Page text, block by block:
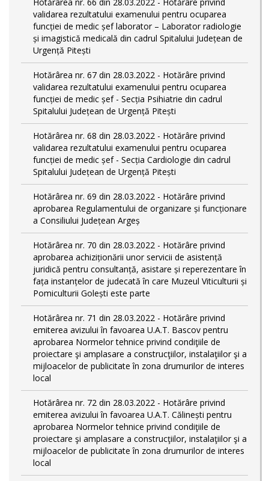
validarea rezultatului examenului pentru ocuparea
funcției de medic șef laborator – Laborator radiologie
și imagistică medicală din cadrul Spitalului Județean de
Urgență Pitești
Hotărârea nr. 67 din 28.03.2022 - Hotărâre privind
validarea rezultatului examenului pentru ocuparea
funcției de medic șef - Secția Psihiatrie din cadrul
Spitalului Județean de Urgență Pitești
Hotărârea nr. 68 din 28.03.2022 - Hotărâre privind
validarea rezultatului examenului pentru ocuparea
funcției de medic șef - Secția Cardiologie din cadrul
Spitalului Județean de Urgență Pitești
Hotărârea nr. 69 din 28.03.2022 - Hotărâre privind
aprobarea Regulamentului de organizare și funcționare
a Consiliului Județean Argeș
Hotărârea nr. 70 din 28.03.2022 - Hotărâre privind
aprobarea achiziționării unor servicii de asistență
juridică pentru consultanță, asistare și reperezentare în
fața instanțelor de judecată în care Muzeul Viticulturii și
Pomiculturii Golești este parte
Hotărârea nr. 71 din 28.03.2022 - Hotărâre privind
emiterea avizului în favoarea U.A.T. Bascov pentru
aprobarea Normelor tehnice privind condiţiile de
proiectare şi amplasare a construcţiilor, instalaţiilor şi a
mijloacelor de publicitate în zona drumurilor de interes
local
Hotărârea nr. 72 din 28.03.2022 - Hotărâre privind
emiterea avizului în favoarea U.A.T. Călinești pentru
aprobarea Normelor tehnice privind condiţiile de
proiectare şi amplasare a construcţiilor, instalaţiilor şi a
mijloacelor de publicitate în zona drumurilor de interes
local